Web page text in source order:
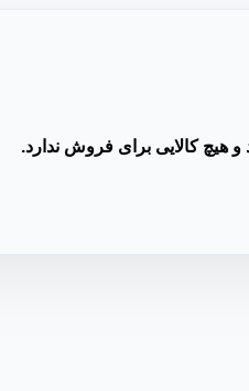
و هیچ کالایی برای فروش ندارد.